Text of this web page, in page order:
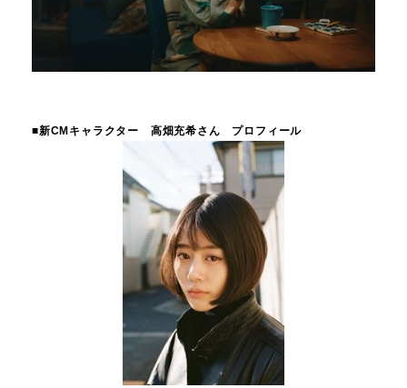
■新CMキャラクター 高畑充希さん プロフィール